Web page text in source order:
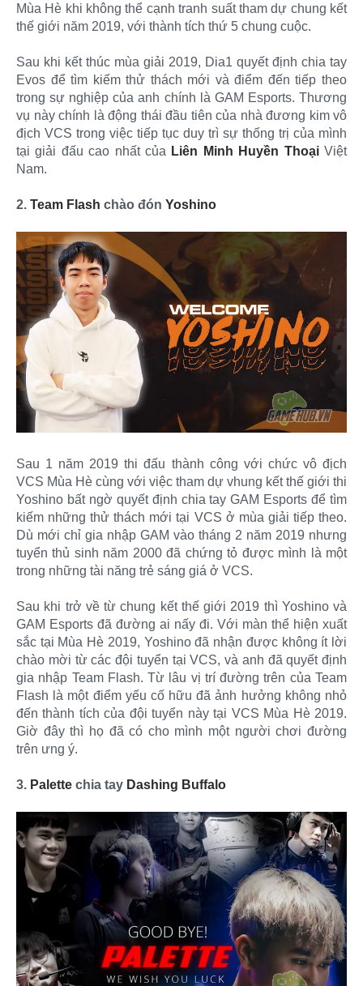
Mùa Hè khi không thể cạnh tranh suất tham dự chung kết
thế giới năm 2019, với thành tích thứ 5 chung cuộc.
Sau khi kết thúc mùa giải 2019, Dia1 quyết định chia tay
Evos để tìm kiếm thử thách mới và điểm đến tiếp theo
trong sự nghiệp của anh chính là GAM Esports. Thương
vụ này chính là động thái đầu tiên của nhà đương kim vô
địch VCS trong việc tiếp tục duy trì sự thống trị của mình
tại giải đấu cao nhất của Liên Minh Huyền ThoạiViệt
Nam.
2. Team Flash chào đón Yoshino
Sau 1 năm 2019 thi đấu thành công với chức vô địch
VCS Mùa Hè cùng với việc tham dự vhung kết thế giới thi
Yoshino bất ngờ quyết định chia tay GAM Esports để tìm
kiếm những thử thách mới tại VCS ở mùa giải tiếp theo.
Dù mới chỉ gia nhập GAM vào tháng 2 năm 2019 nhưng
tuyển thủ sinh năm 2000 đã chứng tỏ được mình là một
trong những tài năng trẻ sáng giá ở VCS.
Sau khi trở về từ chung kết thế giới 2019 thì Yoshino và
GAM Esports đã đường ai nấy đi. Với màn thể hiện xuất
sắc tại Mùa Hè 2019, Yoshino đã nhận được không ít lời
chào mời từ các đội tuyển tại VCS, và anh đã quyết định
gia nhập Team Flash. Từ lâu vị trí đường trên của Team
Flash là một điểm yếu cố hữu đã ảnh hưởng không nhỏ
đến thành tích của đội tuyển này tại VCS Mùa Hè 2019.
Giờ đây thì họ đã có cho mình một người chơi đường
trên ưng ý.
3. Palette chia tay Dashing Buffalo